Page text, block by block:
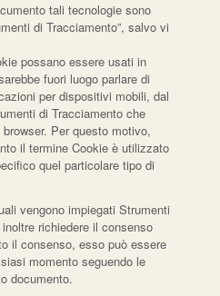
tali tecnologie sono
di Tracciamento”, salvo vi
possano essere usati in
fuori luogo parlare di
per dispositivi mobili, dal
di Tracciamento che
Per questo motivo,
il termine Cookie è utilizzato
quel particolare tipo di
vengono impiegati Strumenti
richiedere il consenso
il consenso, esso può essere
momento seguendo le
documento.